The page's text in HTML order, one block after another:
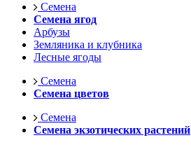
Семена
Семена ягод
Арбузы
Земляника и клубника
Лесные ягоды
Семена
Семена цветов
Семена
Семена экзотических растений